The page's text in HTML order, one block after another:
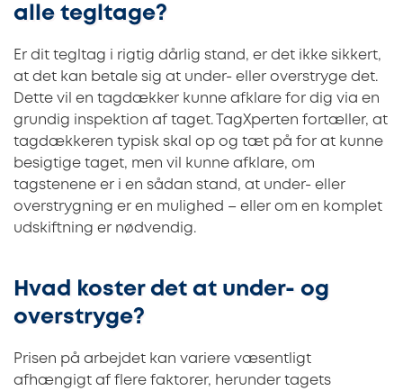
alle tegltage?
Er dit tegltag i rigtig dårlig stand, er det ikke sikkert,
at det kan betale sig at under- eller overstryge det.
Dette vil en tagdækker kunne afklare for dig via en
grundig inspektion af taget. TagXperten fortæller, at
tagdækkeren typisk skal op og tæt på for at kunne
besigtige taget, men vil kunne afklare, om
tagstenene er i en sådan stand, at under- eller
overstrygning er en mulighed – eller om en komplet
udskiftning er nødvendig.
Hvad koster det at under- og
overstryge?
Prisen på arbejdet kan variere væsentligt
afhængigt af flere faktorer, herunder tagets